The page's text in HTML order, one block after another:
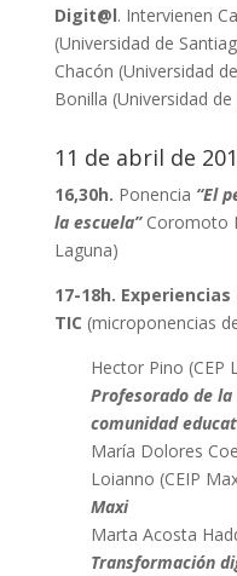
Digit@l. Intervienen
(Universidad de
Chacón (Universidad
Bonilla (Universidad de
11 de abril de
16,30h. Ponencia “El
la escuela”Coromoto
Laguna)
17-18h.
TIC (microponencias
Hector Pino (CEP
Profesorado de
comunidad
María Dolores
Loianno (CEIP
Maxi
Marta Acosta
Transformación